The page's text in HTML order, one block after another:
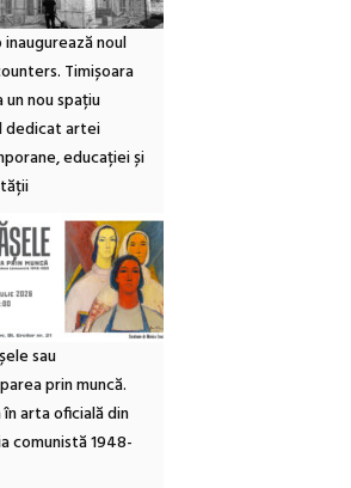
inaugurează noul
Timișoara
un nou spațiu
dedicat artei
educației și
sau
prin muncă.
în arta oficială din
comunistă 1948-